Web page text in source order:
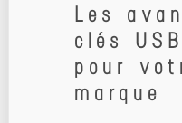
Les
clés
pour
marque